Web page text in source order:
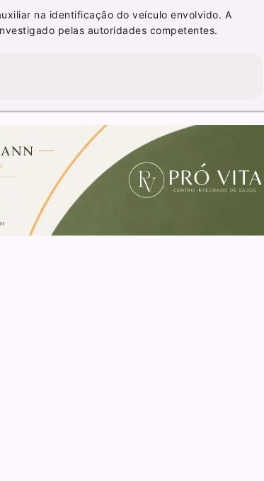
na identificação do veículo envolvido. A
pelas autoridades competentes.